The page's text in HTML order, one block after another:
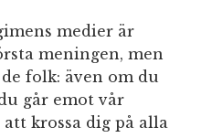
medier är
meningen, men
folk: även om du
går emot vår
krossa dig på alla